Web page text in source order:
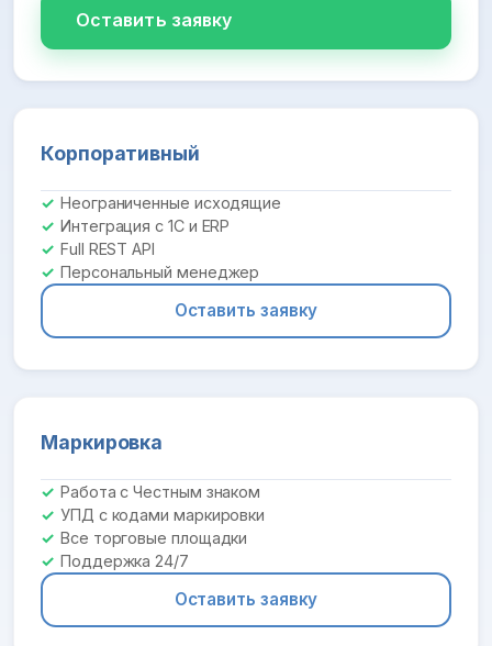
Оставить заявку
Корпоративный
Неограниченные исходящие
Интеграция с 1С и ERP
Full REST API
Персональный менеджер
Оставить заявку
Маркировка
Работа с Честным знаком
УПД с кодами маркировки
Все торговые площадки
Поддержка 24/7
Оставить заявку